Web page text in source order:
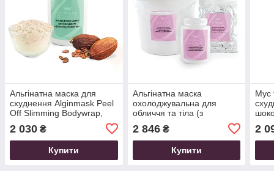
Альгінатна маска для
схуднення Alginmask Peel
Off Slimming Bodywrap,
2 030 ₴
Купити
Альгінатна маска
охолоджувальна для
обличчя та тіла (з
ментолом) Alginmask Pell
Off Cooling Bodywrap,
1000 г
2 846₴
Купити
Мус
2